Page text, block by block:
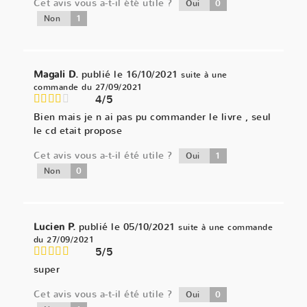
Cet avis vous a-t-il été utile ?
Oui 0
Non 1
Magali D. publié le 16/10/2021 suite à une
commande du 27/09/2021
4/5
Bien mais je n ai pas pu commander le livre , seul
le cd etait propose
Cet avis vous a-t-il été utile ?
Oui 1
Non 0
Lucien P. publié le 05/10/2021 suite à une commande
du 27/09/2021
5/5
super
Cet avis vous a-t-il été utile ?
Oui 0